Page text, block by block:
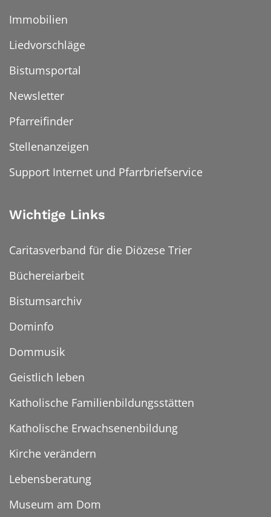
Immobilien
Liedvorschläge
Bistumsportal
Newsletter
Pfarreifinder
Stellenanzeigen
Support Internet und Pfarrbriefservice
Wichtige Links
Caritasverband für die Diözese Trier
Büchereiarbeit
Bistumsarchiv
Dominfo
Dommusik
Geistlich leben
Katholische Familienbildungsstätten
Katholische Erwachsenenbildung
Kirche verändern
Lebensberatung
Museum am Dom